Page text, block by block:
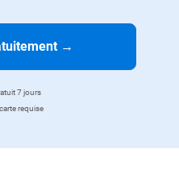
→
7 jours
requise